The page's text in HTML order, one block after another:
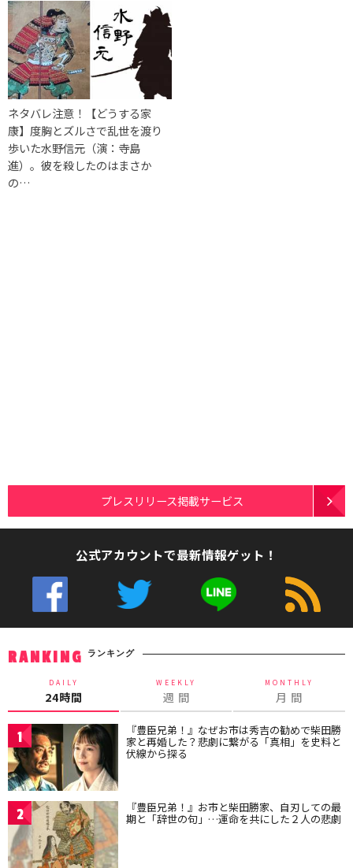
ネタバレ注意！【どうする家
康】度胸とズルさで乱世を渡り
歩いた水野信元（演：寺島
進）。彼を殺したのはまさか
の…
プレスリリース掲載サービス
公式アカウントで最新情報ゲット！
RANKING ランキング
DAILY
24時間
WEEKLY
週 間
MONTHLY
月 間
1 『豊臣兄弟！』なぜお市は秀吉の勧めで柴田勝
家と再婚した？悲劇に繋がる「真相」を史料と
伏線から探る
2 『豊臣兄弟！』お市と柴田勝家、自刃しての最
期と「辞世の句」…運命を共にした２人の悲劇